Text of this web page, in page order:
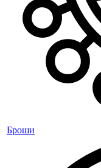
Броши